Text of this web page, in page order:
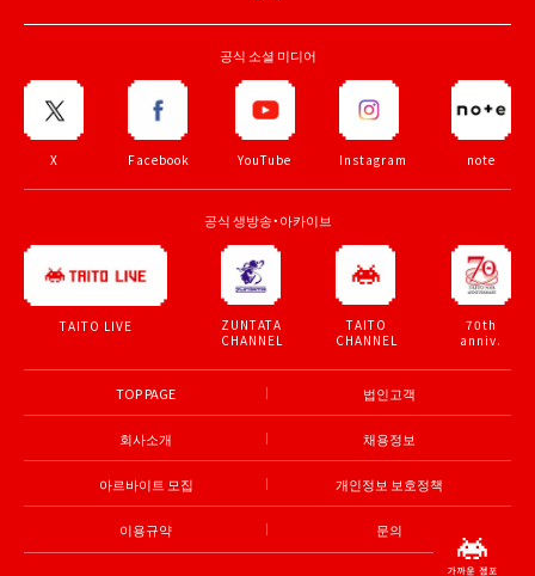
공식 소셜 미디어
X Facebook YouTube Instagram note
공식 생방송・아카이브
TAITO LIVE
ZUNTATA
CHANNEL
TAITO
CHANNEL
70th
anniv.
TOP PAGE 법인고객
회사소개 채용정보
아르바이트 모집 개인정보 보호정책
이용규약 문의